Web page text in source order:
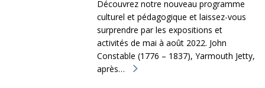
Découvrez notre nouveau programme
culturel et pédagogique et laissez-vous
surprendre par les expositions et
activités de mai à août 2022. John
Constable (1776 – 1837), Yarmouth Jetty,
après…